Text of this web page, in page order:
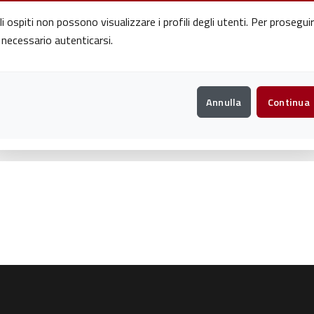
ospiti non possono visualizzare i profili degli utenti. Per
autenticarsi.
Annulla Continua